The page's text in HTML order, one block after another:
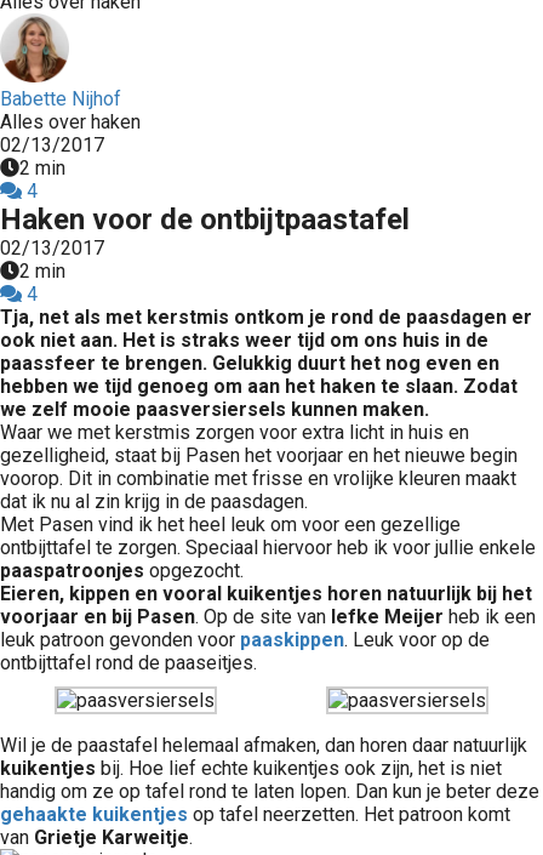
Babette Nijhof
Alles over haken
02/13/2017
2 min
4
Haken voor de ontbijtpaastafel
02/13/2017
2 min
4
Tja, net als met kerstmis ontkom je rond de paasdagen er
ook niet aan. Het is straks weer tijd om ons huis in de
paassfeer te brengen. Gelukkig duurt het nog even en
hebben we tijd genoeg om aan het haken te slaan. Zodat
we zelf mooie paasversiersels kunnen maken.
Waar we met kerstmis zorgen voor extra licht in huis en
gezelligheid, staat bij Pasen het voorjaar en het nieuwe begin
voorop. Dit in combinatie met frisse en vrolijke kleuren maakt
dat ik nu al zin krijg in de paasdagen.
Met Pasen vind ik het heel leuk om voor een gezellige
ontbijttafel te zorgen. Speciaal hiervoor heb ik voor jullie enkele
paaspatroonjes opgezocht.
Eieren, kippen en vooral kuikentjes horen natuurlijk bij het
voorjaar en bij Pasen. Op de site van Iefke Meijer heb ik een
leuk patroon gevonden voor paaskippen. Leuk voor op de
ontbijttafel rond de paaseitjes.
Wil je de paastafel helemaal afmaken, dan horen daar natuurlijk
kuikentjes bij. Hoe lief echte kuikentjes ook zijn, het is niet
handig om ze op tafel rond te laten lopen. Dan kun je beter deze
gehaakte kuikentjes op tafel neerzetten. Het patroon komt
van Grietje Karweitje.